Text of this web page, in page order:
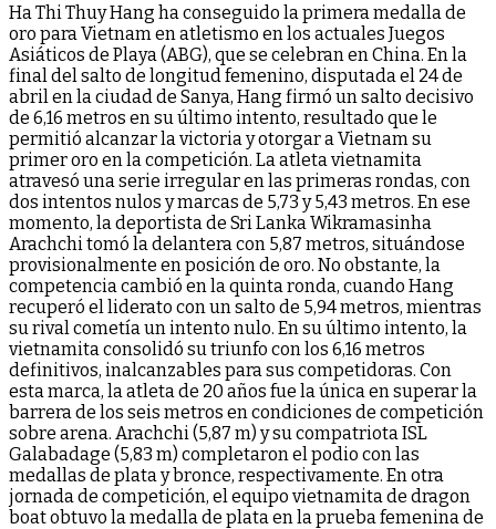
Ha Thi Thuy Hang ha conseguido la primera medalla de
oro para Vietnam en atletismo en los actuales Juegos
Asiáticos de Playa (ABG), que se celebran en China. ​En la
final del salto de longitud femenino, disputada el 24 de
abril en la ciudad de Sanya, Hang firmó un salto decisivo
de 6,16 metros en su último intento, resultado que le
permitió alcanzar la victoria y otorgar a Vietnam su
primer oro en la competición. ​La atleta vietnamita
atravesó una serie irregular en las primeras rondas, con
dos intentos nulos y marcas de 5,73 y 5,43 metros. En ese
momento, la deportista de Sri Lanka Wikramasinha
Arachchi tomó la delantera con 5,87 metros, situándose
provisionalmente en posición de oro. ​No obstante, la
competencia cambió en la quinta ronda, cuando Hang
recuperó el liderato con un salto de 5,94 metros, mientras
su rival cometía un intento nulo. En su último intento, la
vietnamita consolidó su triunfo con los 6,16 metros
definitivos, inalcanzables para sus competidoras. ​Con
esta marca, la atleta de 20 años fue la única en superar la
barrera de los seis metros en condiciones de competición
sobre arena. ​Arachchi (5,87 m) y su compatriota ISL
Galabadage (5,83 m) completaron el podio con las
medallas de plata y bronce, respectivamente. ​En otra
jornada de competición, el equipo vietnamita de dragon
boat obtuvo la medalla de plata en la prueba femenina de